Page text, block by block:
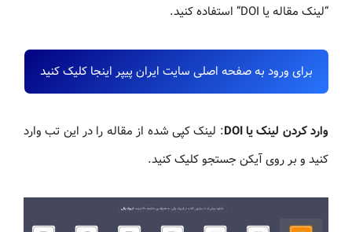
“لینک مقاله یا DOI” استفاده کنید.
برای ورود به صفحه اصلی سایت ایران پیپر اینجا کلیک کنید
وارد کردن لینک یا DOI
: لینک کپی شده از مقاله را در این تب وارد
کنید و بر روی آیکن جستجو کلیک کنید.